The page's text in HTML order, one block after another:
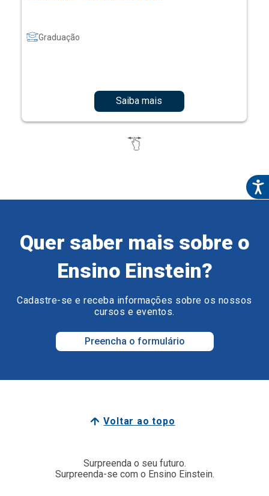
Graduação
Saiba mais
Quer saber mais sobre o
Ensino Einstein?
Cadastre-se e receba informações sobre os nossos
cursos e eventos.
Preencha o formulário
Voltar ao topo
Surpreenda o seu futuro.
Surpreenda-se com o Ensino Einstein.